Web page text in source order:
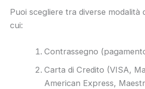
Puoi scegliere tra diverse modalità
cui:
Contrassegno
Carta di Credito (VISA,
American Express,